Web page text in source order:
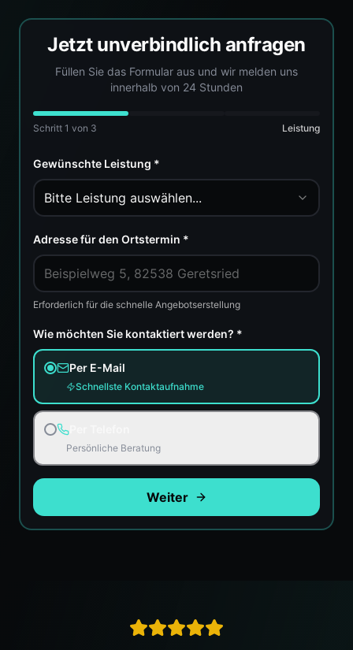
Jetzt unverbindlich anfragen
Füllen Sie das Formular aus und wir melden uns
innerhalb von 24 Stunden
Schritt 1 von 3 Leistung
Gewünschte Leistung *
Bitte Leistung auswählen...
Adresse für den Ortstermin *
Erforderlich für die schnelle Angebotserstellung
Wie möchten Sie kontaktiert werden? *
Per E-Mail
Schnellste Kontaktaufnahme
Persönliche Beratung
Weiter